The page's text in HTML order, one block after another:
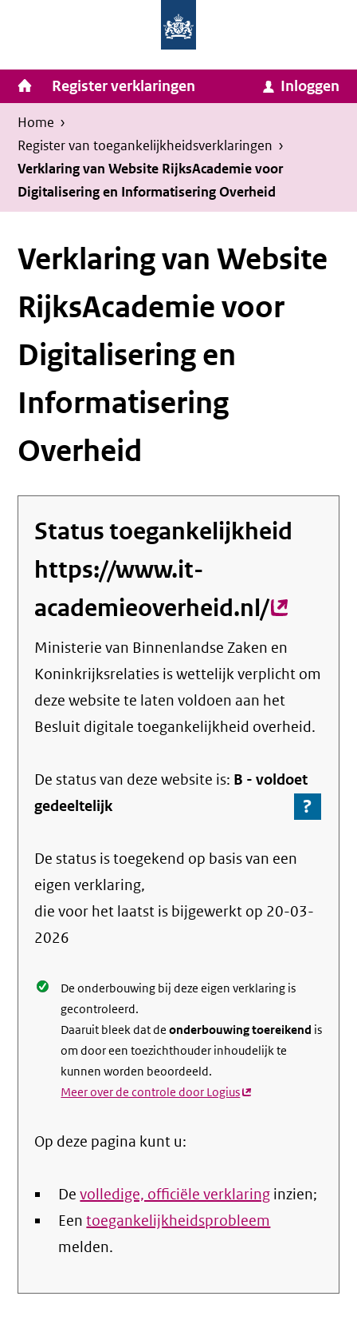
inhoud
van
Zaken
en
Koninkrijksrelaties
Homepage
van
Invulassistent
Toegankelijkheidsverklaring
Toegankelijkheidsverklaring
Hoofdnavigatie
Register verklaringen Inloggen
Kruimelpad
U
bevindt
zich
hier:
Home ›
Register van toegankelijkheids­verklaringen ›
Verklaring van Website RijksAcademie voor
Digitalisering en Informatisering Overheid
Verklaring van Website
RijksAcademie voor
Digitalisering en
Informatisering
Overheid
Status toegankelijkheid
https://www.it-
academieoverheid.nl/
link)
Ministerie van Binnenlandse Zaken en
Koninkrijksrelaties is wettelijk verplicht om
deze website te laten voldoen aan het
Besluit digitale toegankelijkheid overheid.
De status van dezewebsite is: B -voldoet
gedeeltelijk
?
Ga
over
De status is toegekend op basis van een
eigen verklaring,
die voor het laatst is bijgewerkt op 20-03-
2026
De onderbouwing bij deze eigen verklaring is
gecontroleerd.
Daaruit bleek dat deonderbouwing toereikend is
om door een toezichthouder inhoudelijk te
kunnen worden beoordeeld.
Meer over de controle door Logius(externe
Op deze pagina kunt u:
Devolledige, officiële verklaring inzien;
Eentoegankelijkheidsprobleem
melden.